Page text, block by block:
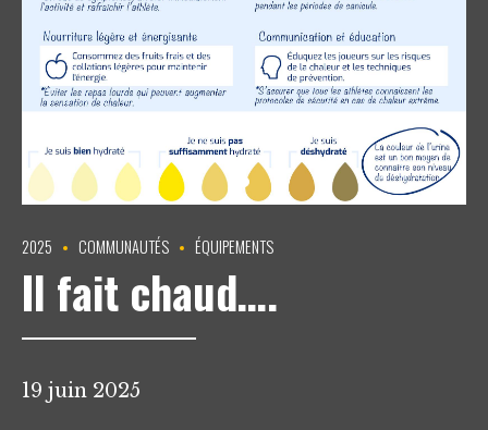
2025 COMMUNAUTÉS ÉQUIPEMENTS
Il fait chaud….
19 juin 2025